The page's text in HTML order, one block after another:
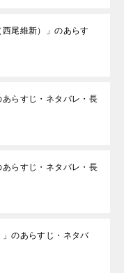
西尾維新）」のあらす
あらすじ・ネタバレ・長
あらすじ・ネタバレ・長
」のあらすじ・ネタバ